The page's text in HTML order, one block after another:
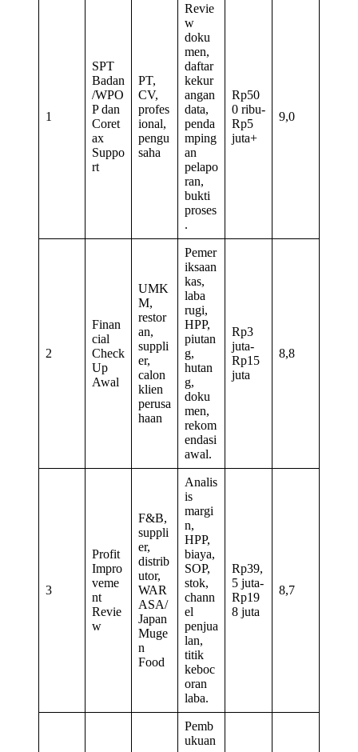
1
SPT
Badan
/WPO
P dan
Coret
ax
Suppo
rt
PT,
CV,
profes
ional,
pengu
saha
Revie
w
doku
men,
daftar
kekur
angan
data,
penda
mping
an
pelapo
ran,
bukti
proses
.
Rp50
0 ribu-
Rp5
juta+
9,0
2
Finan
cial
Check
Up
Awal
UMK
M,
restor
an,
suppli
er,
calon
klien
perusa
haan
Pemer
iksaan
kas,
laba
rugi,
HPP,
piutan
g,
hutan
g,
doku
men,
rekom
endasi
awal.
Rp3
juta-
Rp15
juta
8,8
3
Profit
Impro
veme
nt
Revie
w
F&B,
suppli
er,
distrib
utor,
WAR
ASA/
Japan
Muge
n
Food
Analis
is
margi
n,
HPP,
biaya,
SOP,
stok,
chann
el
penjua
lan,
titik
keboc
oran
laba.
Rp39,
5 juta-
Rp19
8 juta
8,7
Pemb
ukuan